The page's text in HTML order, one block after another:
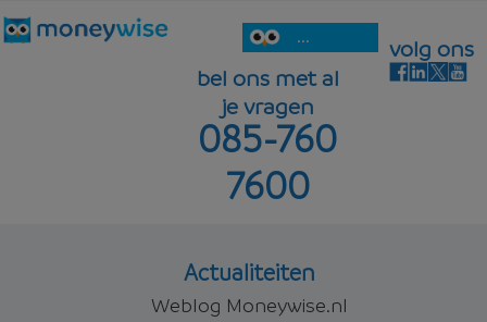
...
bel ons met al
je vragen
085-760
7600
volg ons
Actualiteiten
Weblog Moneywise.nl